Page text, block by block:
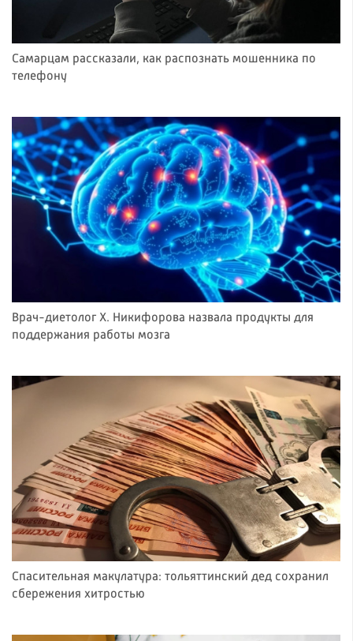
Самарцам рассказали, как распознать мошенника по
телефону
Врач-диетолог Х. Никифорова назвала продукты для
поддержания работы мозга
Спасительная макулатура: тольяттинский дед сохранил
сбережения хитростью